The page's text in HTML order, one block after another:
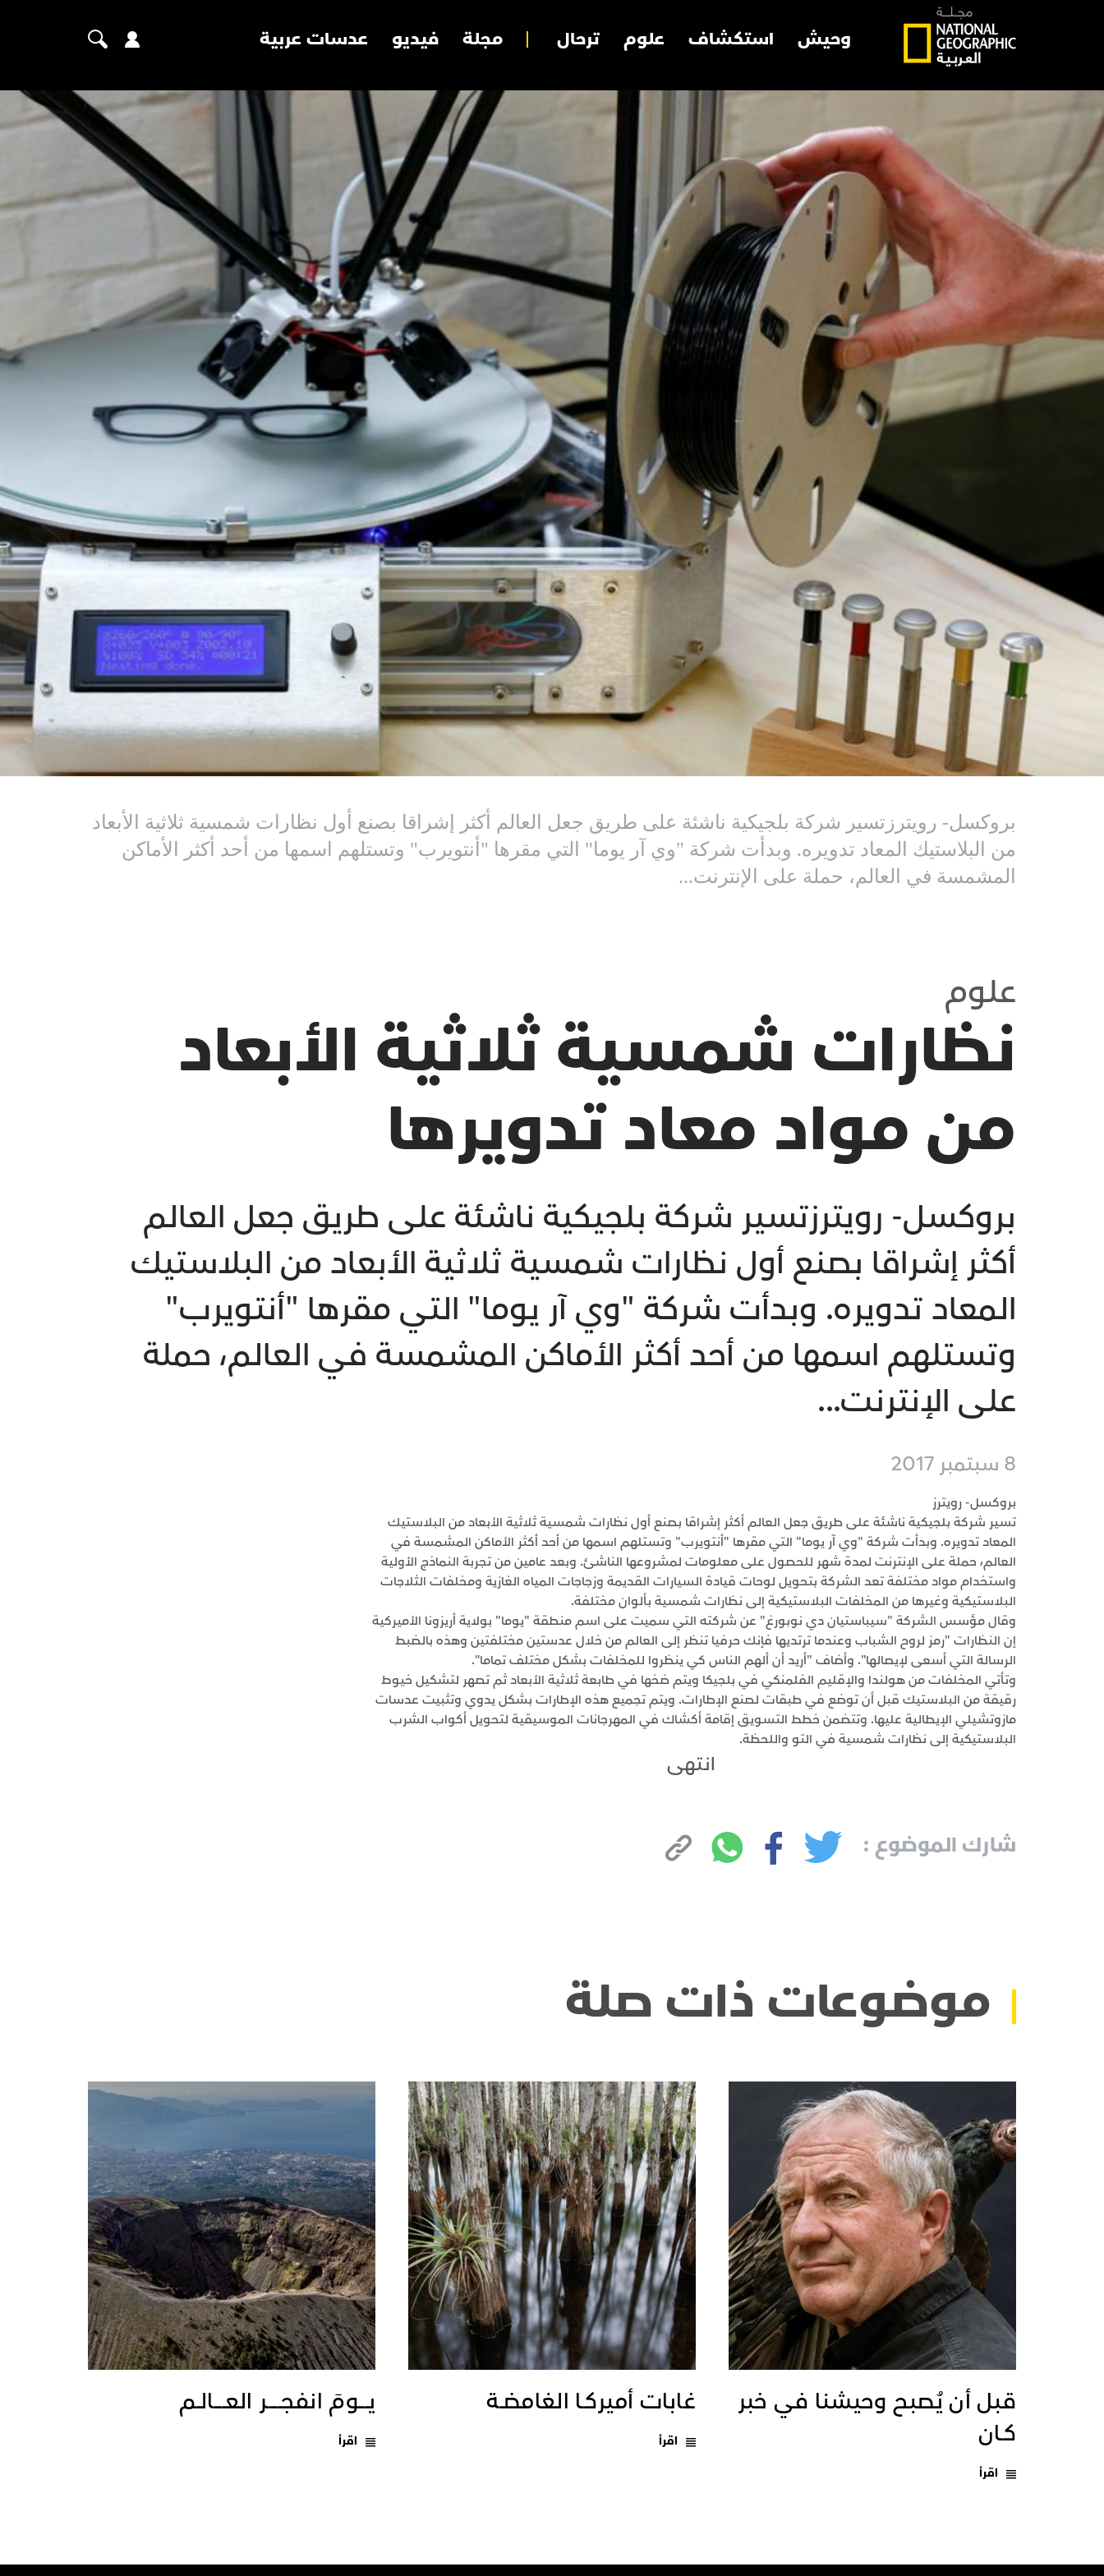
وحيش استكشاف علوم ترحال مجلة فيديو عدسات عربية
بروكسل- رويترزتسير شركة بلجيكية ناشئة على طريق جعل العالم أكثر إشراقا بصنع أول نظارات شمسية ثلاثية الأبعاد
من البلاستيك المعاد تدويره. وبدأت شركة "وي آر يوما" التي مقرها "أنتويرب" وتستلهم اسمها من أحد أكثر الأماكن
المشمسة في العالم، حملة على الإنترنت...
علوم
نظارات شمسية ثلاثية الأبعاد
من مواد معاد تدويرها
بروكسل- رويترزتسير شركة بلجيكية ناشئة على طريق جعل العالم
أكثر إشراقا بصنع أول نظارات شمسية ثلاثية الأبعاد من البلاستيك
المعاد تدويره. وبدأت شركة "وي آر يوما" التي مقرها "أنتويرب"
وتستلهم اسمها من أحد أكثر الأماكن المشمسة في العالم، حملة
على الإنترنت...
8 سبتمبر 2017
بروكسل- رويترز
تسير شركة بلجيكية ناشئة على طريق جعل العالم أكثر إشراقا بصنع أول نظارات شمسية ثلاثية الأبعاد من البلاستيك
المعاد تدويره. وبدأت شركة "وي آر يوما" التي مقرها "أنتويرب" وتستلهم اسمها من أحد أكثر الأماكن المشمسة في
العالم، حملة على الإنترنت لمدة شهر للحصول على معلومات لمشروعها الناشئ. وبعد عامين من تجربة النماذج الأولية
واستخدام مواد مختلفة تعد الشركة بتحويل لوحات قيادة السيارات القديمة وزجاجات المياه الغازية ومخلفات الثلاجات
البلاستيكية وغيرها من المخلفات البلاستيكية إلى نظارات شمسية بألوان مختلفة.
وقال مؤسس الشركة "سيباستيان دي نوبورغ" عن شركته التي سميت على اسم منطقة "يوما" بولاية أريزونا الأميركية
إن النظارات "رمز لروح الشباب وعندما ترتديها فإنك حرفيا تنظر إلى العالم من خلال عدستين مختلفتين وهذه بالضبط
الرسالة التي أسعى لإيصالها". وأضاف "أريد أن ألهم الناس كي ينظروا للمخلفات بشكل مختلف تماما".
وتأتي المخلفات من هولندا والإقليم الفلمنكي في بلجيكا ويتم ضخها في طابعة ثلاثية الأبعاد ثم تصهر لتشكيل خيوط
رقيقة من البلاستيك قبل أن توضع في طبقات لصنع الإطارات. ويتم تجميع هذه الإطارات بشكل يدوي وتثبيت عدسات
مازوتشيلي الإيطالية عليها. وتتضمن خطط التسويق إقامة أكشاك في المهرجانات الموسيقية لتحويل أكواب الشرب
البلاستيكية إلى نظارات شمسية في التو واللحظة.
انتهى
شارك الموضوع :
موضوعات ذات صلة
قبل أن يُصبح وحيشنا في خبر
كـان
اقرأ
غابات أميركـا الغامضـة
اقرأ
يـــومَ انفجـــــر العــــالـم
اقرأ